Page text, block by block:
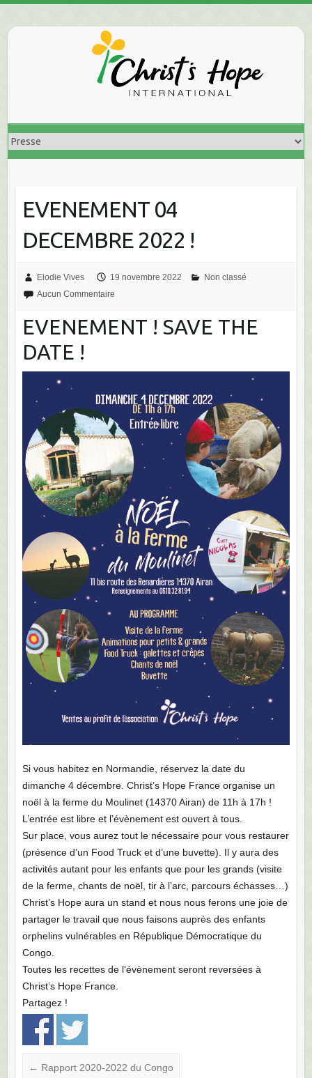
EVENEMENT 04
DECEMBRE 2022 !
Elodie Vives 19 novembre 2022
Non classé
Aucun Commentaire
EVENEMENT ! SAVE THE
DATE !
Si vous habitez en Normandie, réservez la date du
dimanche 4 décembre. Christ’s Hope France organise un
noël à la ferme du Moulinet (14370 Airan) de 11h à 17h !
L’entrée est libre et l’évènement est ouvert à tous.
Sur place, vous aurez tout le nécessaire pour vous restaurer
(présence d’un Food Truck et d’une buvette). Il y aura des
activités autant pour les enfants que pour les grands (visite
de la ferme, chants de noël, tir à l’arc, parcours échasses…)
Christ’s Hope aura un stand et nous nous ferons une joie de
partager le travail que nous faisons auprès des enfants
orphelins vulnérables en République Démocratique du
Congo.
Toutes les recettes de l’évènement seront reversées à
Christ’s Hope France.
Partagez !
← Rapport 2020-2022 du Congo